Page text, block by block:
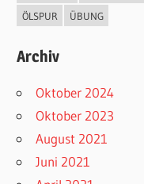
ÖLSPUR
ÜBUNG
Archiv
Oktober 2024
Oktober 2023
August 2021
Juni 2021